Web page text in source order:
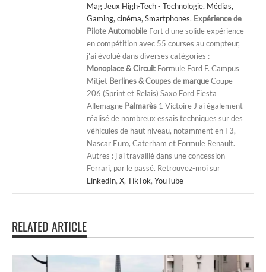
Mag Jeux High-Tech - Technologie, Médias,
Gaming, cinéma, Smartphones. Expérience de
Pilote Automobile Fort d'une solide expérience
en compétition avec 55 courses au compteur,
j'ai évolué dans diverses catégories :
Monoplace & Circuit Formule Ford F. Campus
Mitjet Berlines & Coupes de marqueCoupe
206 (Sprint et Relais) Saxo Ford Fiesta
Allemagne Palmarès 1 Victoire J'ai également
réalisé de nombreux essais techniques sur des
véhicules de haut niveau, notamment en F3,
Nascar Euro, Caterham et Formule Renault.
Autres : j'ai travaillé dans une concession
Ferrari, par le passé. Retrouvez-moi sur
LinkedIn, X, TikTok, YouTube
RELATED ARTICLE